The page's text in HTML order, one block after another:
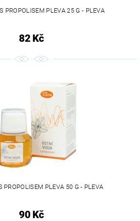
PROPOLISEM PLEVA 25 G - PLEVA
82 Kč
PROPOLISEM PLEVA 50 G - PLEVA
90 Kč